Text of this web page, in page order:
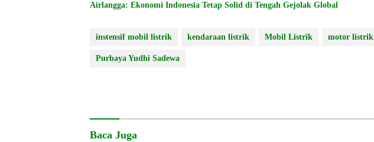
Airlangga: Ekonomi Indonesia Tetap Solid di Tengah Gejolak Global
instensif mobil listrik kendaraan listrik Mobil Listrik motor listrik
Purbaya Yudhi Sadewa
Baca Juga